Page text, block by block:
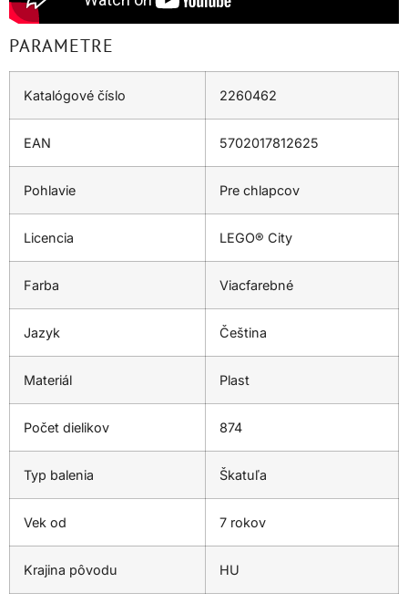
PARAMETRE
Katalógové číslo 2260462
EAN 5702017812625
Pohlavie Pre chlapcov
Licencia LEGO® City
Farba Viacfarebné
Jazyk Čeština
Materiál Plast
Počet dielikov 874
Typ balenia Škatuľa
Vek od 7 rokov
Krajina pôvodu HU